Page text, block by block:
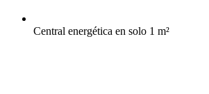
Central energética en solo 1 m²